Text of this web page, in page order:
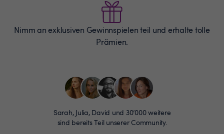
Nimm an exklusiven Gewinnspielen teil und erhalte tolle
Prämien.
Sarah, Julia, David und 30’000 weitere
sind bereits Teil unserer Community.